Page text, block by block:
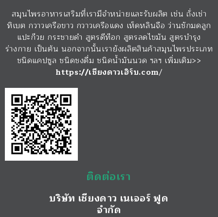
สมุนไพรอาหารเสริมที่เรามีจำหน่ายและรับผลิต เช่น ถั่งเช่า
ทิเบต กวาวเครือขาว กวาวเครือแดง เห็ดหลินจือ ว่านชักมดลูก
แปะก๊วย กระชายดำ สูตรดีท๊อก สูตรลดไขมัน สูตรบำรุง
ร่างกาย เป็นต้น นอกจากนั้นเรายังผลิตสินค้าสมุนไพรประเภท
ชนิดแคปซูล ชนิดชงดื่ม ชนิดน้ำมันนวด ฯลฯ เพิ่มเติม>>
https://เชียงดาวเฮิร์บ.com/
ติดต่อเรา
บริษัท เชียงดาว เนเจอร์ ฟูด
จำกัด